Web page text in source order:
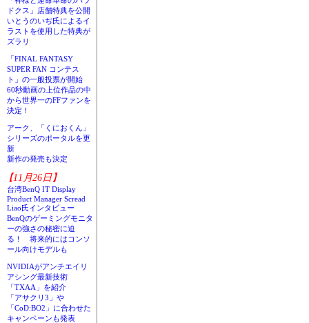
ドクス」店舗特典を公開
いとうのいぢ氏によるイ
ラストを使用した特典が
ズラリ
「FINAL FANTASY
SUPER FAN コンテス
ト」の一般投票が開始
60秒動画の上位作品の中
から世界一のFFファンを
決定！
アーク、「くにおくん」
シリーズのポータルを更
新
新作の発売も決定
【11月26日】
台湾BenQ IT Display
Product Manager Scread
Liao氏インタビュー
BenQのゲーミングモニタ
ーの強さの秘密に迫
る！ 将来的にはコンソ
ール向けモデルも
NVIDIAがアンチエイリ
アシング最新技術
「TXAA」を紹介
「アサクリ3」や
「CoD:BO2」に合わせた
キャンペーンも発表